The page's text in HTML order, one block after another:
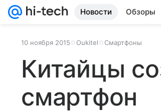
Новости Обзоры
10 ноября 2015 Oukitel Смартфоны
Китайцы
смартфон